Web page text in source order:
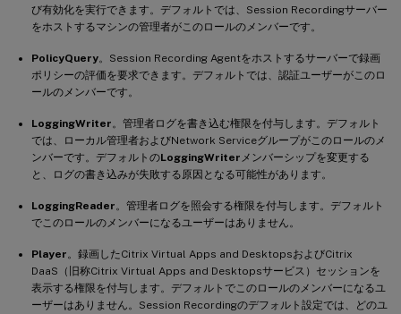
び有効化を実行できます。デフォルトでは、Session Recordingサーバー
をホストするマシンの管理者がこのロールのメンバーです。
PolicyQuery。Session Recording Agentをホストするサーバーで録画
ポリシーの評価を要求できます。デフォルトでは、認証ユーザーがこのロ
ールのメンバーです。
LoggingWriter 。管理者ログを書き込む権限を付与します。デフォルト
では、ローカル管理者およびNetwork Serviceグループがこのロールのメ
ンバーです。デフォルトのLoggingWriter メンバーシップを変更する
と、ログの書き込みが失敗する原因となる可能性があります。
LoggingReader 。管理者ログを照会する権限を付与します。デフォルト
でこのロールのメンバーになるユーザーはありません。
Player 。録画したCitrix Virtual Apps and DesktopsおよびCitrix
DaaS（旧称Citrix Virtual Apps and Desktopsサービス）セッションを
表示する権限を付与します。デフォルトでこのロールのメンバーになるユ
ーザーはありません。Session Recordingのデフォルト設定では、どのユ